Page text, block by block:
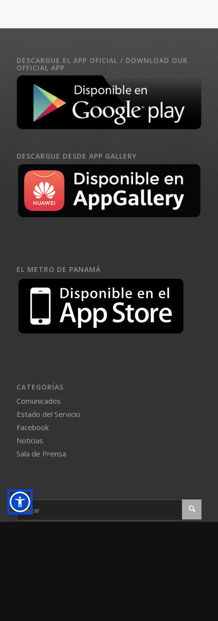
DESCARGUE EL APP OFICIAL / DOWNLOAD OUR
OFFICIAL APP
DESCARGUE DESDE APP GALLERY
EL METRO DE PANAMÁ
CATEGORÍAS
Comunicados
Estado del Servicio
Facebook
Noticias
Sala de Prensa